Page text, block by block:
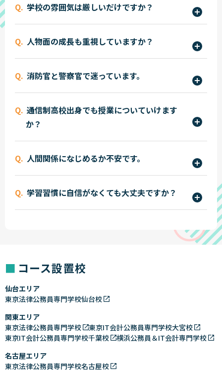
な強みになります。仲間と努力した経験を、採用試
験や面接でも活かすことができます。
学校の雰囲気は厳しいだけですか？
温かい雰囲気があります。同じ夢を持つ仲間と励ま
し合いながら成長できます。
人物面の成長も重視していますか？
性・行動力を育てることを重視しています。日々の
学校生活を通じて社会性も身につけます。
消防官と警察官で迷っています。
で、迷っていても大丈夫です。それぞれの仕事内容
や適性を理解しながら、自分に合った進路選択が
できます。
通信制高校出身でも授業についていけます
か？
ているため、通信制高校出身の方でも安心してス
タートできます。理解度を確認しながら段階的に力
を伸ばしていきます。
人間関係になじめるか不安です。
交流が生まれ、慣れていくことができます。担任制
で日常的にサポートしていますので、人間関係に
学習習慣に自信がなくても大丈夫ですか？
ずつ学習習慣を身につけられるようサポートして
います。「勉強を続ける力」を一緒に育てていきま
コース設置校
仙台エリア
東京法律公務員専門学校仙台校
関東エリア
東京法律公務員専門学校
東京IT会計公務員専門学校大宮校
東京IT会計公務員専門学校千葉校
横浜公務員＆IT会計専門学校
名古屋エリア
東京法律公務員専門学校名古屋校